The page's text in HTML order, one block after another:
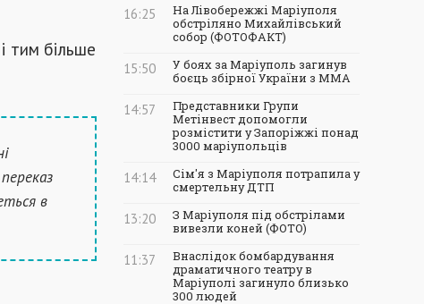
тим більше
в
16:25
На Лівобережжі Маріуполя
обстріляно Михайлівський
собор (ФОТОФАКТ)
15:50
У боях за Маріуполь загинув
боєць збірної України з ММА
14:57
Представники Групи
Метінвест допомогли
розмістити у Запоріжжі понад
3000 маріупольців
14:14
Сім'я з Маріуполя потрапила у
смертельну ДТП
13:20
З Маріуполя під обстрілами
вивезли коней (ФОТО)
11:37
Внаслідок бомбардування
драматичного театру в
Маріуполі загинуло близько
300 людей